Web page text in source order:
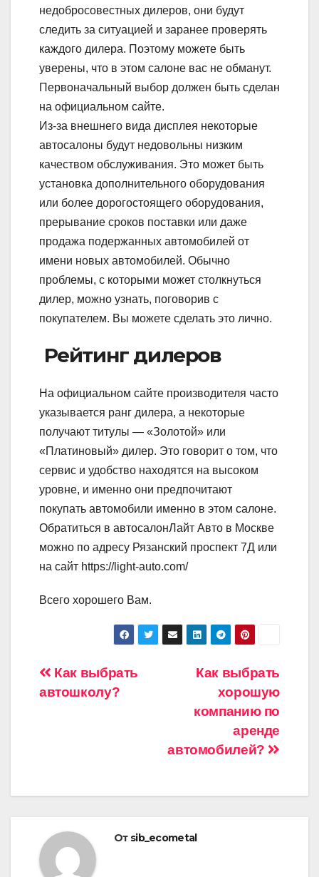
недобросовестных дилеров, они будут
следить за ситуацией и заранее проверять
каждого дилера. Поэтому можете быть
уверены, что в этом салоне вас не обманут.
Первоначальный выбор должен быть сделан
на официальном сайте.
Из-за внешнего вида дисплея некоторые
автосалоны будут недовольны низким
качеством обслуживания. Это может быть
установка дополнительного оборудования
или более дорогостоящего оборудования,
прерывание сроков поставки или даже
продажа подержанных автомобилей от
имени новых автомобилей. Обычно
проблемы, с которыми может столкнуться
дилер, можно узнать, поговорив с
покупателем. Вы можете сделать это лично.
Рейтинг дилеров
На официальном сайте производителя часто
указывается ранг дилера, а некоторые
получают титулы — «Золотой» или
«Платиновый» дилер. Это говорит о том, что
сервис и удобство находятся на высоком
уровне, и именно они предпочитают
покупать автомобили именно в этом салоне.
Обратиться в автосалонЛайт Авто в Москве
можно по адресу Рязанский проспект 7Д или
на сайт https://light-auto.com/
Всего хорошего Вам.
Навигация
Как выбрать
хорошую
компанию по
аренде
автомобилей?
Как выбрать
автошколу?
От sib_ecometal